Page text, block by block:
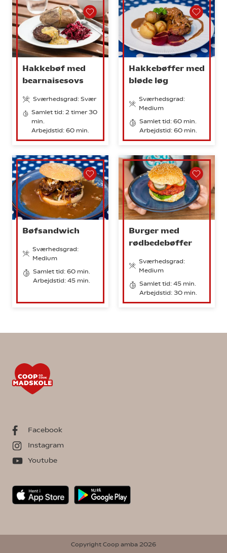
Hakkebøf med
bearnaisesovs
Sværhedsgrad: Svær
Samlet tid: 2 timer 30
min.
Arbejdstid: 60 min.
Hakkebøffer med
bløde løg
Sværhedsgrad:
Medium
Samlet tid: 60 min.
Arbejdstid: 60 min.
Bøfsandwich
Sværhedsgrad:
Medium
Samlet tid: 60 min.
Arbejdstid: 45 min.
Burger med
rødbedebøffer
Sværhedsgrad:
Medium
Samlet tid: 45 min.
Arbejdstid: 30 min.
Facebook
Instagram
Youtube
Copyright Coop amba 2026